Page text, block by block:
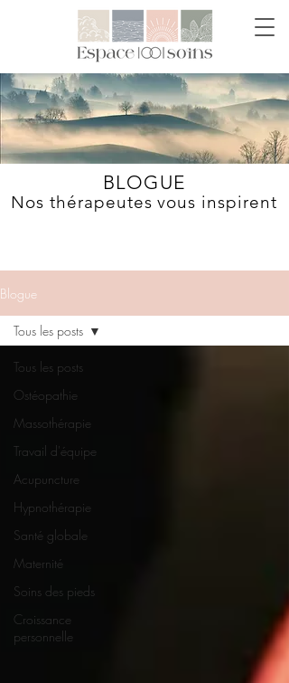
BLOGUE
Nos thérapeutes vous inspirent
Blogue
Tous les posts
Ostéopathie
Massothérapie
Travail d'équipe
Acupuncture
Hypnothérapie
Santé globale
Maternité
Soins des pieds
Croissance
personnelle
Tous les posts